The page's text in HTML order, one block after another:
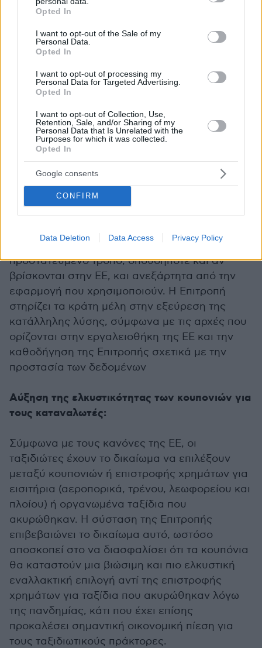
grant or deny consent to Google and its third-party tags to
use your data for below specified purposes in below Google
consent section.
Opted In
I want to opt-out of the Sale of my
Personal Data.
Opted In
I want to opt-out of processing my
Personal Data for Targeted Advertising.
Opted In
I want to opt-out of Collection, Use,
Retention, Sale, and/or Sharing of my
Personal Data that Is Unrelated with the
Purposes for which it was collected.
Opted In
Google consents
CONFIRM
Data Deletion Data Access Privacy Policy
κορωνοϊό και όταν ταξιδεύουν στην ΕΕ. Αυτό
θα κατευθύνει τους προγραμματιστές που
συνεργάζονται με τις εθνικές υγειονομικές
Οι εν λόγω εφαρμογές ιχνηλάτησης πρέπει να
είναι οικειοθελείς, διαφανείς, προσωρινές,
κυβερνοασφαλείς, να χρησιμοποιούν
ανωνυμοποιημένα δεδομένα, να βασίζονται
στην τεχνολογία Bluetooth και να είναι
διαλειτουργικές σε διασυνοριακό επίπεδο,
καθώς και σε όλα τα λειτουργικά συστήματα. Η
διαλειτουργικότητα έχει ζωτική σημασία: Οι
πολίτες της ΕΕ πρέπει να μπορούν να
λαμβάνουν ειδοποιήσεις σχετικά με
ενδεχόμενη λοίμωξη, με ασφαλή και
προστατευμένο τρόπο, οπουδήποτε και αν
βρίσκονται στην ΕΕ, και ανεξάρτητα από την
εφαρμογή που χρησιμοποιούν. Η Επιτροπή
στηρίζει τα κράτη μέλη στην εξεύρεση της
κατάλληλης λύσης, σύμφωνα με τις αρχές που
ορίζονται στην εργαλειοθήκη της ΕΕ και την
καθοδήγηση της Επιτροπής σχετικά με την
προστασία των δεδομένων
Αύξηση της ελκυστικότητας των κουπονιών για
τους καταναλωτές:
Σύμφωνα με τους κανόνες της ΕΕ, οι
ταξιδιώτες έχουν το δικαίωμα να επιλέξουν
μεταξύ κουπονιών ή επιστροφής χρημάτων για
εισιτήρια (αεροπορικά, τρένου, λεωφορείου και
πλοίου) ή οργανωμένα ταξίδια που
ακυρώθηκαν. Η σύσταση της Επιτροπής
επιβεβαιώνει το δικαίωμα αυτό, ωστόσο
αποσκοπεί στο να διασφαλίσει ότι τα κουπόνια
θα καταστούν μια βιώσιμη και πιο ελκυστική
εναλλακτική επιλογή αντί της επιστροφής
χρημάτων για ταξίδια που ακυρώθηκαν λόγω
της πανδημίας, κάτι που έχει επίσης
προκαλέσει σημαντική οικονομική πίεση για
τους ταξιδιωτικούς πράκτορες.